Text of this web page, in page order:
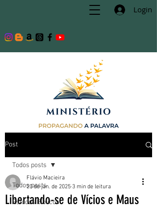
Login
Post
Todos posts
Estudos Bíblicos
Todos posts
Libertando-se de Vícios e Maus
Flávio Macieira
20 de jan. de 2025 3 min de leitura